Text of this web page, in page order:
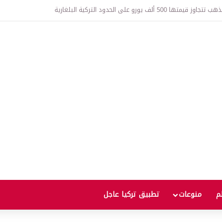
توقع اتفاقية دفاع مشترك.. أي هجوم على دولة يُعد هجوماً على الجميع
منوعات تطبيق تركيا عاجل